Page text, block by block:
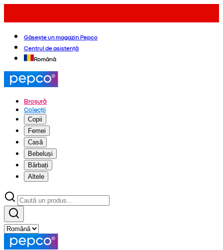
Găsește un magazin Pepco
Centrul de asistență
Română
Broșură
Colecții
Copii
Femei
Casă
Bebeluși
Bărbați
Altele